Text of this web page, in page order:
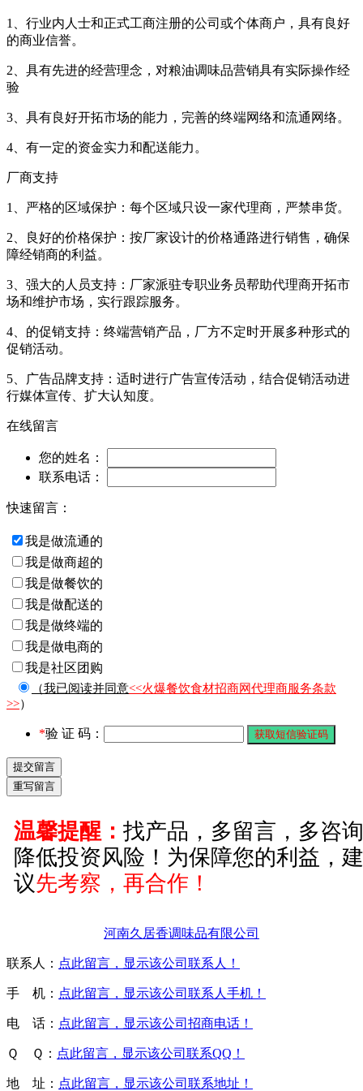
1、行业内人士和正式工商注册的公司或个体商户，具有良好
的商业信誉。
2、具有先进的经营理念，对粮油调味品营销具有实际操作经
验
3、具有良好开拓市场的能力，完善的终端网络和流通网络。
4、有一定的资金实力和配送能力。
厂商支持
1、严格的区域保护：每个区域只设一家代理商，严禁串货。
2、良好的价格保护：按厂家设计的价格通路进行销售，确保
障经销商的利益。
3、强大的人员支持：厂家派驻专职业务员帮助代理商开拓市
场和维护市场，实行跟踪服务。
4、的促销支持：终端营销产品，厂方不定时开展多种形式的
促销活动。
5、广告品牌支持：适时进行广告宣传活动，结合促销活动进
行媒体宣传、扩大认知度。
在线留言
您的姓名：
联系电话：
快速留言：
我是做流通的
我是做商超的
我是做餐饮的
我是做配送的
我是做终端的
我是做电商的
我是社区团购
（我已阅读并同意<<火爆餐饮食材招商网代理商服务条款
>>）
*验 证 码：
温馨提醒： 找产品，多留言，多咨询
降低投资风险！为保障您的利益，建
议先考察，再合作！
河南久居香调味品有限公司
联系人： 点此留言，显示该公司联系人！
手 机： 点此留言，显示该公司联系人手机！
电 话： 点此留言，显示该公司招商电话！
Ｑ Ｑ： 点此留言，显示该公司联系QQ！
地 址： 点此留言，显示该公司联系地址！